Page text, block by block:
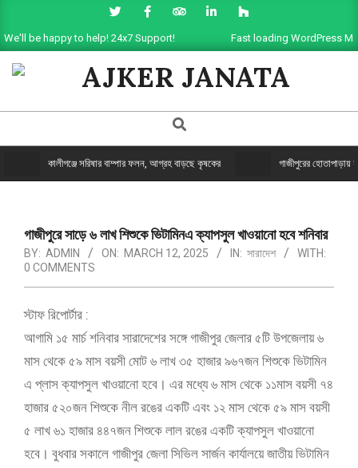
We'll be happy to help! 24x7 Support! Fast loading WordPress
AJKER
কালীগঞ্জে সরিষার বাম্পার ফলন, আগ্রহ বাড়ছে কৃষকের গাজীপুরের হোতাপাড়ায়
গাজীপুরে সাড়ে ৬ লাখ শিশুকে ভিটামিনএ ক্যাপসুল খাওয়ানো হবে শনিবার
BY: ADMIN ON: MARCH 12, 2025 IN: সারাদেশ
WITH:
0 COMMENTS
স্টাফ রিপোর্টার :
আগামি ১৫ মার্চ শনিবার সারাদেশের সঙ্গে গাজীপুর জেলার ৫টি উপজেলায় ৬
মাস থেকে ৫৯ মাস বয়সী মোট ৬ লাখ ৩৫ হাজার ৯৬৭জন শিশুকে ভিটামিন
এ প্লাস ক্যাপসুল খাওয়ানো হবে। এর মধ্যে ৬ মাস থেকে ১১মাস বয়সী ৭৪
হাজার ৫২০জন শিশুকে নীল রঙের একটি এবং ১২ মাস থেকে ৫৯ মাস বয়সী
৫ লাখ ৬১ হাজার ৪৪৭জন শিশুকে লাল রঙের একটি ক্যাপসুল খাওয়ানো
হবে। বুধবার সকালে গাজীপুর জেলা সিভিল সার্জন কার্যালয়ে জাতীয় ভিটামিন